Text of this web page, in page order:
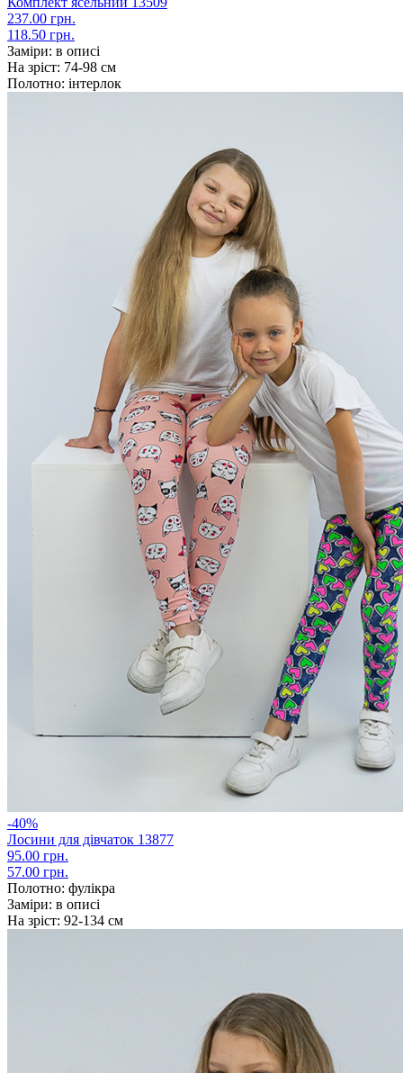
237.00 грн.
118.50 грн.
Заміри: в описі
На зріст: 74-98 см
Полотно: інтерлок
-40%
Лосини для дівчаток 13877
95.00 грн.
57.00 грн.
Полотно: фулікра
Заміри: в описі
На зріст: 92-134 см